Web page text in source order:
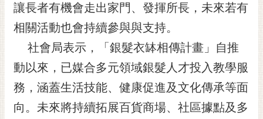
及
安
全
策
網
資
讓長者有機會走出家門、發揮所長，未來若有
相關活動也會持續參與與支持。
社會局表示，「銀髮衣缽相傳計畫」自推
動以來，已媒合多元領域銀髮人才投入教學服
務，涵蓋生活技能、健康促進及文化傳承等面
向。未來將持續拓展百貨商場、社區據點及多